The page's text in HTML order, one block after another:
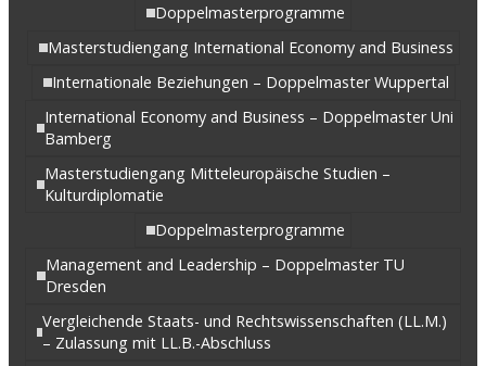
Doppelmasterprogramme
Masterstudiengang International Economy and Business
Internationale Beziehungen – Doppelmaster Wuppertal
International Economy and Business – Doppelmaster Uni
Bamberg
Masterstudiengang Mitteleuropäische Studien –
Kulturdiplomatie
Doppelmasterprogramme
Management and Leadership – Doppelmaster TU
Dresden
Vergleichende Staats- und Rechtswissenschaften (LL.M.)
– Zulassung mit LL.B.-Abschluss